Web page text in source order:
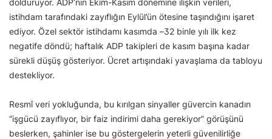
dolduruyor. ADP’nin Ekim-Kasım dönemine ilişkin verileri,
istihdam tarafındaki zayıflığın Eylül’ün ötesine taşındığını işaret
ediyor. Özel sektör istihdamı kasımda –32 binle yılı ilk kez
negatife döndü; haftalık ADP takipleri de kasım başına kadar
sürekli düşüş gösteriyor. Ücret artışındaki yavaşlama da tabloyu
destekliyor.
Resmî veri yokluğunda, bu kırılgan sinyaller güvercin kanadın
“işgücü zayıflıyor, bir faiz indirimi daha gerekiyor” görüşünü
beslerken, şahinler ise bu göstergelerin yeterli güvenilirliğe